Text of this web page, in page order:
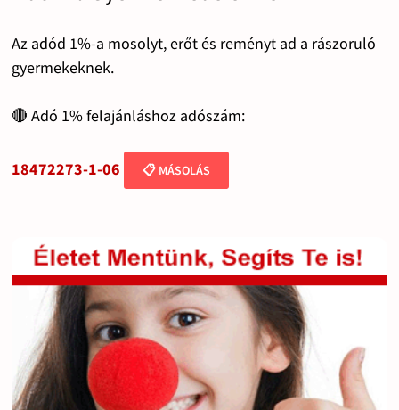
Az adód 1%-a mosolyt, erőt és reményt ad a rászoruló
gyermekeknek.
🔴 Adó 1% felajánláshoz adószám:
18472273-1-06 📋 MÁSOLÁS